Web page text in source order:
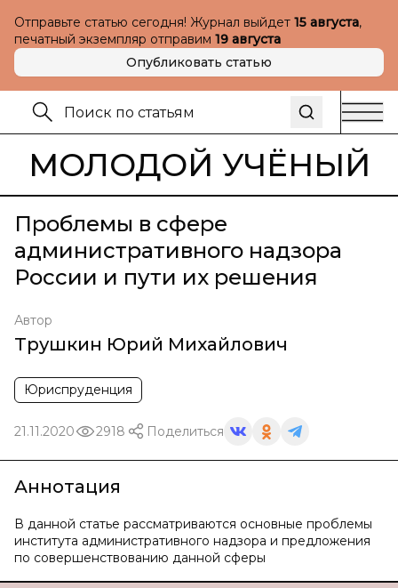
Отправьте статью сегодня! Журнал выйдет 15 августа,
печатный экземпляр отправим 19 августа
Опубликовать статью
МОЛОДОЙ УЧЁНЫЙ
Проблемы в сфере
административного надзора
России и пути их решения
Автор
Трушкин Юрий Михайлович
Юриспруденция
21.11.2020 2918 Поделиться
Аннотация
В данной статье рассматриваются основные проблемы
института административного надзора и предложения
по совершенствованию данной сферы